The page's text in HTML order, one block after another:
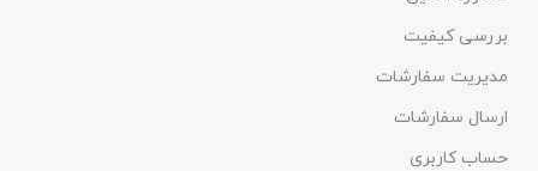
بررسی کیفیت
مدیریت سفارشات
ارسال سفارشات
حساب کاربری